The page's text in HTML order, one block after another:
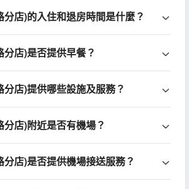
分店)的入住和退房時間是什麼？
店)是否提供早餐？
分店)提供哪些設施及服務？
店)附近是否有機場？
分店)是否提供機場接送服務？